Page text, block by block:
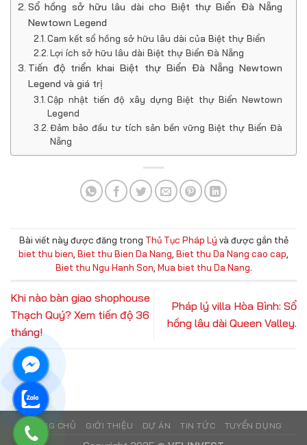
Sổ hồng sở hữu lâu dài cho Biệt thự Biển Đà Nẵng
Newtown Legend
Cam kết sổ hồng sở hữu lâu dài của Biệt thự Biển
Lợi ích sở hữu lâu dài Biệt thự Biển Đà Nẵng
Tiến độ triển khai Biệt thự Biển Đà Nẵng Newtown
Legend và giá trị
Cập nhật tiến độ xây dựng Biệt thự Biển Newtown
Legend
Đảm bảo đầu tư tích sản bền vững Biệt thự Biển Đà
Nẵng
Bài viết này được đăng trong Thủ Tục Pháp Lý và được gắn thẻ
biet thu bien Biet thu Bien Da Nang Biet thu Da Nang cao cap
Biet thu Ngu Hanh Son Mua biet thu Da Nang.
Khi nào bàn giao shophouse
Thạch Quý? Xem tiến độ 36
tháng!
Pháp lý villa Hòa Bình: Sổ
hồng lâu dài Queen Valley.
TRANG CHỦ GIỚI THIỆU DỰ ÁN TIN TỨC TUYỂN DỤNG